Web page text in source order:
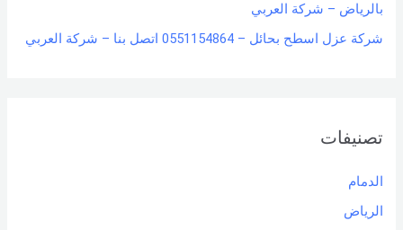
بالرياض – شركة العربي
شركة عزل اسطح بحائل – 0551154864 اتصل بنا – شركة العربي
تصنيفات
الدمام
الرياض